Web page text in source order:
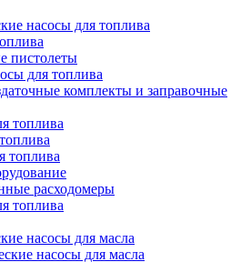
насосы для топлива
пистолеты
для топлива
комплекты и заправочные
топлива
топлива
расходомеры
топлива
насосы для масла
насосы для масла